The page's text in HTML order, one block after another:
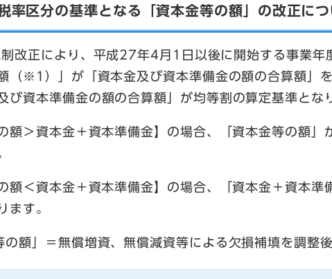
率区分の基準となる「資本金等の額」の改正につ
改正により、平成27年4月1日以後に開始する事業年
（※1）」が「資本金及び資本準備金の額の合算額」
び資本準備金の額の合算額」が均等割の算定基準とな
額＞資本金＋資本準備金】の場合、「資本金等の額」
額＜資本金＋資本準備金】の場合、「資本金＋資本準
ます。
額」＝無償増資、無償減資等による欠損補填を調整